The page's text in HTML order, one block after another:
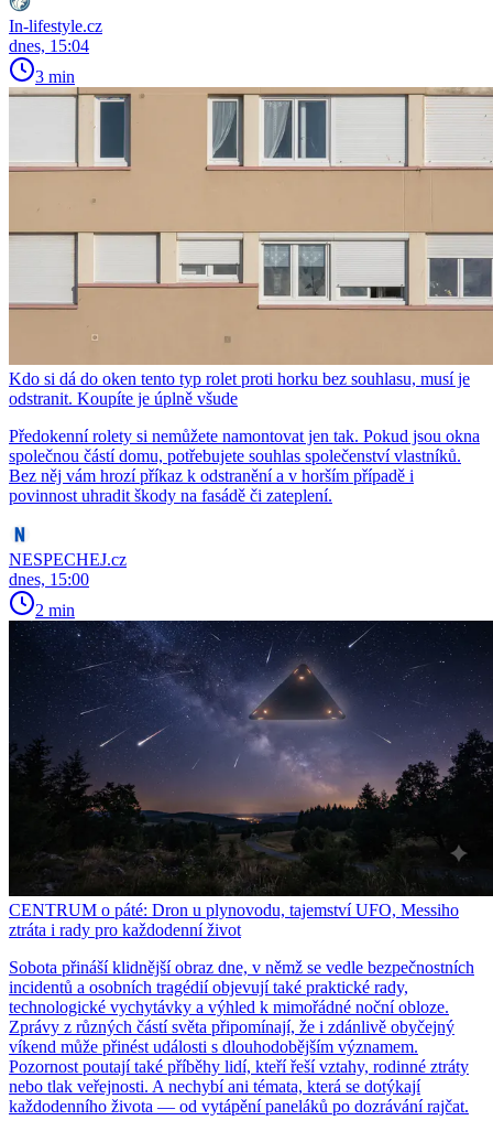
In-lifestyle.cz
dnes, 15:04
3 min
Kdo si dá do oken tento typ rolet proti horku bez souhlasu, musí je
odstranit. Koupíte je úplně všude
Předokenní rolety si nemůžete namontovat jen tak. Pokud jsou okna
společnou částí domu, potřebujete souhlas společenství vlastníků.
Bez něj vám hrozí příkaz k odstranění a v horším případě i
povinnost uhradit škody na fasádě či zateplení.
NESPECHEJ.cz
dnes, 15:00
2 min
CENTRUM o páté: Dron u plynovodu, tajemství UFO, Messiho
ztráta i rady pro každodenní život
Sobota přináší klidnější obraz dne, v němž se vedle bezpečnostních
incidentů a osobních tragédií objevují také praktické rady,
technologické vychytávky a výhled k mimořádné noční obloze.
Zprávy z různých částí světa připomínají, že i zdánlivě obyčejný
víkend může přinést události s dlouhodobějším významem.
Pozornost poutají také příběhy lidí, kteří řeší vztahy, rodinné ztráty
nebo tlak veřejnosti. A nechybí ani témata, která se dotýkají
každodenního života — od vytápění paneláků po dozrávání rajčat.